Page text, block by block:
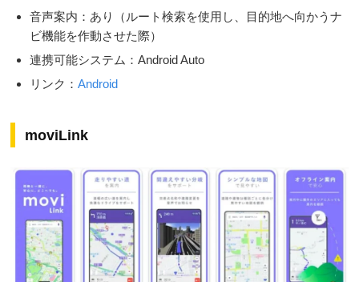
音声案内：あり（ルート検索を使用し、目的地へ向かうナ
ビ機能を作動させた際）
連携可能システム：Android Auto
リンク： Android
moviLink